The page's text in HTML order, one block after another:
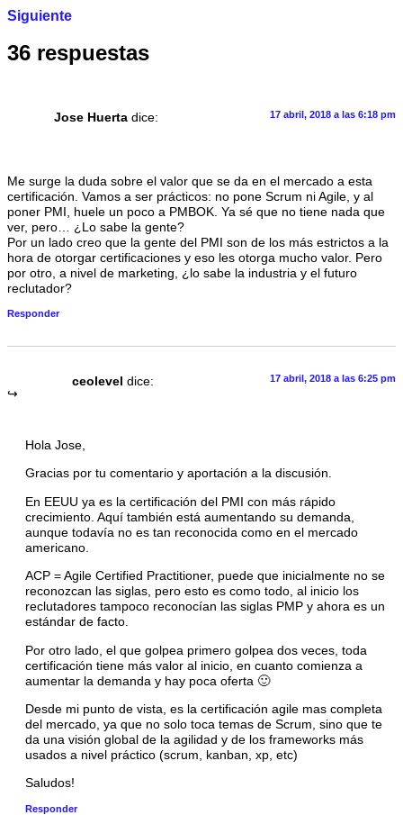
Siguiente
36 respuestas
Jose Huerta dice: 17 abril, 2018 a las 6:18 pm
Me surge la duda sobre el valor que se da en el mercado a esta
certificación. Vamos a ser prácticos: no pone Scrum ni Agile, y al
poner PMI, huele un poco a PMBOK. Ya sé que no tiene nada que
ver, pero… ¿Lo sabe la gente?
Por un lado creo que la gente del PMI son de los más estrictos a la
hora de otorgar certificaciones y eso les otorga mucho valor. Pero
por otro, a nivel de marketing, ¿lo sabe la industria y el futuro
reclutador?
Responder
ceolevel dice: 17 abril, 2018 a las 6:25 pm
Hola Jose,
Gracias por tu comentario y aportación a la discusión.
En EEUU ya es la certificación del PMI con más rápido
crecimiento. Aquí también está aumentando su demanda,
aunque todavía no es tan reconocida como en el mercado
americano.
ACP = Agile Certified Practitioner, puede que inicialmente no se
reconozcan las siglas, pero esto es como todo, al inicio los
reclutadores tampoco reconocían las siglas PMP y ahora es un
estándar de facto.
Por otro lado, el que golpea primero golpea dos veces, toda
certificación tiene más valor al inicio, en cuanto comienza a
aumentar la demanda y hay poca oferta 🙂
Desde mi punto de vista, es la certificación agile mas completa
del mercado, ya que no solo toca temas de Scrum, sino que te
da una visión global de la agilidad y de los frameworks más
usados a nivel práctico (scrum, kanban, xp, etc)
Saludos!
Responder